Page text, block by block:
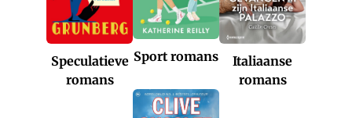
Speculatieve
romans
Sport romans
Italiaanse
romans